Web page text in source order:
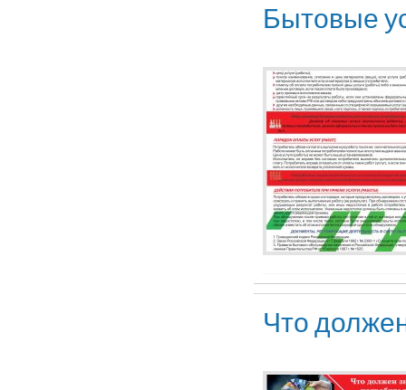
Бытовые
Что